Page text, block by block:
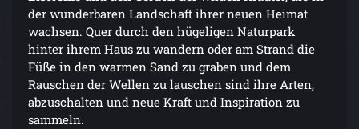
der wunderbaren Landschaft ihrer neuen Heimat
wachsen. Quer durch den hügeligen Naturpark
hinter ihrem Haus zu wandern oder am Strand die
Füße in den warmen Sand zu graben und dem
Rauschen der Wellen zu lauschen sind ihre Arten,
abzuschalten und neue Kraft und Inspiration zu
sammeln.